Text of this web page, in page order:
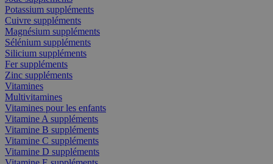
Potassium suppléments
Cuivre suppléments
Magnésium suppléments
Sélénium suppléments
Silicium suppléments
Fer suppléments
Zinc suppléments
Vitamines
Multivitamines
Vitamines pour les enfants
Vitamine A suppléments
Vitamine B suppléments
Vitamine C suppléments
Vitamine D suppléments